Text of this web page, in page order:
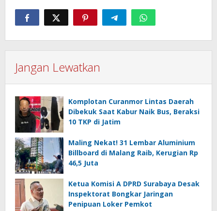
Jangan Lewatkan
Komplotan Curanmor Lintas Daerah
Dibekuk Saat Kabur Naik Bus, Beraksi
10 TKP di Jatim
Maling Nekat! 31 Lembar Aluminium
Billboard di Malang Raib, Kerugian Rp
46,5 Juta
Ketua Komisi A DPRD Surabaya Desak
Inspektorat Bongkar Jaringan
Penipuan Loker Pemkot